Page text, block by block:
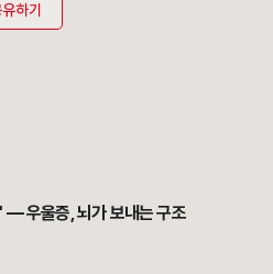
하기
당장 병원에 가셔야 합니다. 뇌가 보
— 우울증, 뇌가 보내는 구조